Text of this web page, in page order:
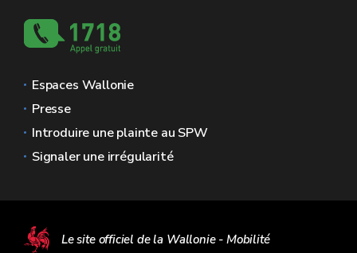
Espaces Wallonie
Presse
Introduire une plainte au SPW
Signaler une irrégularité
Le site officiel de la Wallonie - Mobilité